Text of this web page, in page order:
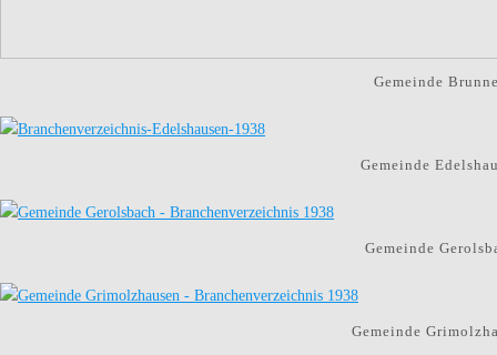
Gemeinde
Gemeinde
Gemeinde
Gemeinde